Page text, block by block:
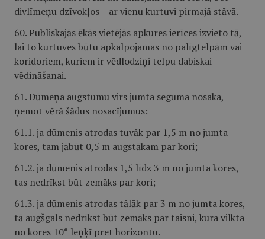
divlīmeņu dzīvokļos – ar vienu kurtuvi pirmajā stāvā.
60. Publiskajās ēkās vietējās apkures ierīces izvieto tā,
lai to kurtuves būtu apkalpojamas no palīgtelpām vai
koridoriem, kuriem ir vēdlodziņi telpu dabiskai
vēdināšanai.
61. Dūmeņa augstumu virs jumta seguma nosaka,
ņemot vērā šādus nosacījumus:
61.1. ja dūmenis atrodas tuvāk par 1,5 m no jumta
kores, tam jābūt 0,5 m augstākam par kori;
61.2. ja dūmenis atrodas 1,5 līdz 3 m no jumta kores,
tas nedrīkst būt zemāks par kori;
61.3. ja dūmenis atrodas tālāk par 3 m no jumta kores,
tā augšgals nedrīkst būt zemāks par taisni, kura vilkta
no kores 10° leņķī pret horizontu.